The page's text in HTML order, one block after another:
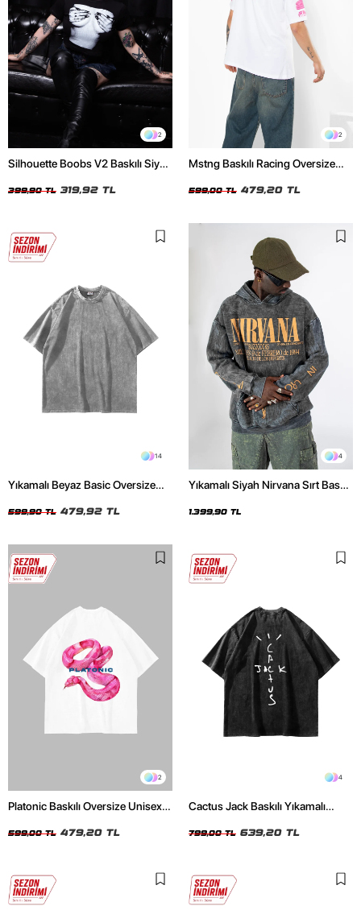
2
Silhouette Boobs V2 Baskılı Siyah
399,90 TL 319,92 TL
2
Mstng Baskılı Racing Oversize
599,00 TL 479,20 TL
14
Yıkamalı Beyaz Basic Oversize
599,90 TL 479,92 TL
4
Yıkamalı Siyah Nirvana Sırt Baskılı
1.399,90 TL
2
Platonic Baskılı Oversize Unisex
599,00 TL 479,20 TL
4
Cactus Jack Baskılı Yıkamalı
799,00 TL 639,20 TL